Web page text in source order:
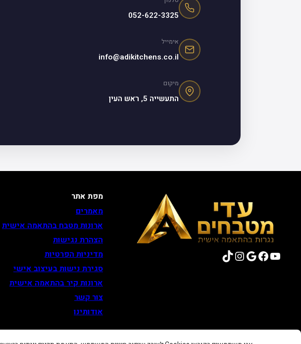
052-622-3325
אימייל
info@adikitchens.co.il
מיקום
התעשייה 5, ראש העין
YouTube
Facebook
Google
Instagram
TikTok
מפת אתר
מאמרים
ארונות מטבח בהתאמה אישית
הצהרת נגישות
מדיניות הפרטיות
סגירת נישות בעיצוב אישי
ארונות קיר בהתאמה אישית
צור קשר
אודותינו